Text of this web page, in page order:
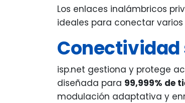
Los enlaces inalámbricos
ideales para conectar
Conectividad
isp.net gestiona y protege
diseñada para 99,999% de
modulación adaptativa y